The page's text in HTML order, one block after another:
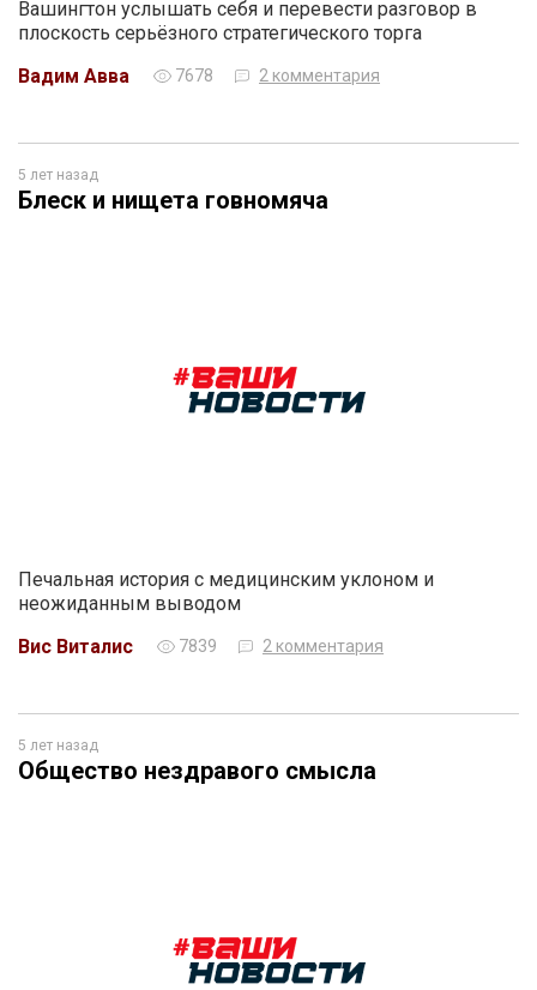
Вашингтон услышать себя и перевести разговор в
плоскость серьёзного стратегического торга
Вадим Авва
7678 2 комментария
5 лет назад
Блеск и нищета говномяча
Печальная история с медицинским уклоном и
неожиданным выводом
Вис Виталис
7839 2 комментария
5 лет назад
Общество нездравого смысла